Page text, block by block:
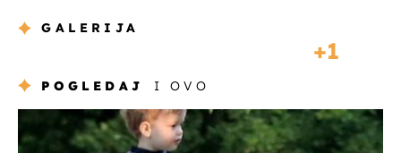
GALERIJA
1
POGLEDAJ I OVO